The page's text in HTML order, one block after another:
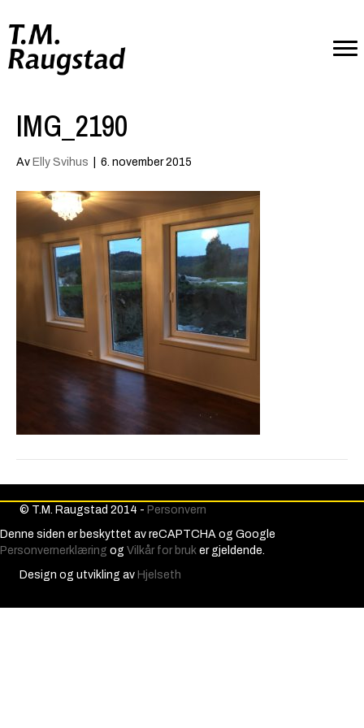
IMG_2190
Av Elly Svihus 6. november 2015
© T.M. Raugstad 2014 - Personvern
Denne siden er beskyttet av reCAPTCHA og Google
Personvernerklæring og Vilkår for bruk er gjeldende.
Design og utvikling av Hjelseth